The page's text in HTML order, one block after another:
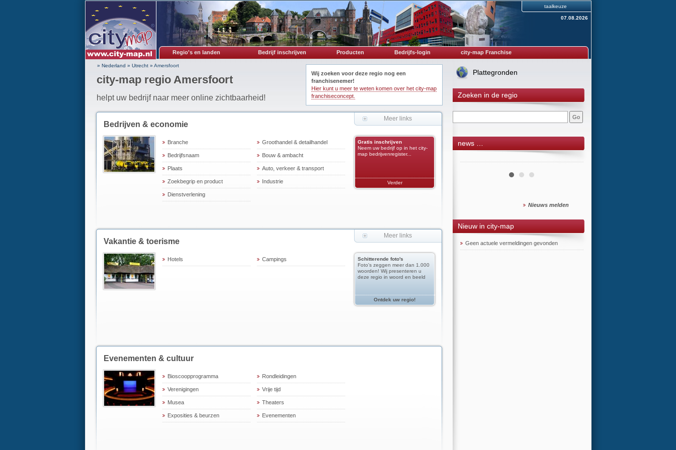
taalkeuze
07.08.2026
Regio's en landen Bedrijf inschrijven Producten Bedrijfs-login city-map Franchise
» Nederland » Utrecht» Amersfoort
city-map regio Amersfoort
helpt uw bedrijf naar meer online zichtbaarheid!
Wij zoeken voor deze regio nog een
franchisenemer!
Hier kunt u meer te weten komen over het city-map
franchiseconcept.
Bedrijven & economie
Branche
Bedrijfsnaam
Plaats
Zoekbegrip en product
Dienstverlening
Groothandel & detailhandel
Bouw & ambacht
Auto, verkeer & transport
Industrie
Meer links
Gratis inschrijven
Neem uw bedrijf op in het city-
map bedrijvenregister...
Verder
Vakantie & toerisme
Hotels Campings
Schitterende foto's
Foto's zeggen meer dan 1.000
woorden! Wij presenteren u
deze regio in woord en beeld
Ontdek uw regio!
Meer links
Evenementen & cultuur
Bioscoopprogramma
Verenigingen
Musea
Exposities & beurzen
Rondleidingen
Vrije tijd
Theaters
Evenementen
Plattegronden
Zoeken in de regio
news …
Nieuws melden
Nieuw in city-map
Geen actuele vermeldingen gevonden